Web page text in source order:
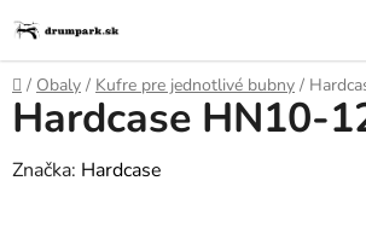
na
obsah
Domov
/ Obaly / Kufre pre jednotlivé bubny /
Hardcase HN10-
Značka: Hardcase